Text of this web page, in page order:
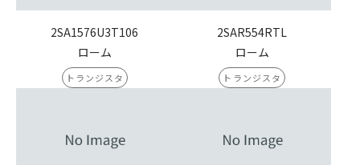
2SA1576U3T106
ローム
トランジスタ
2SAR554RTL
ローム
トランジスタ